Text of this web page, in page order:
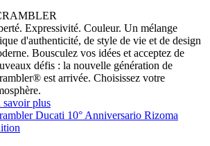
Expressivité. Couleur. Un mélange
d'authenticité, de style de vie et de design
Bousculez vos idées et acceptez de
défis : la nouvelle génération de
est arrivée. Choisissez votre
savoir plus
Ducati 10° Anniversario Rizoma